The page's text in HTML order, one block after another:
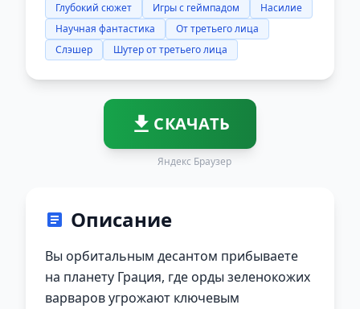
Глубокий сюжет
Игры с геймпадом
Насилие
Научная фантастика
От третьего лица
Слэшер
Шутер от третьего лица
СКАЧАТЬ
Яндекс Браузер
Описание
Вы орбитальным десантом прибываете
на планету Грация, где орды зеленокожих
варваров угрожают ключевым